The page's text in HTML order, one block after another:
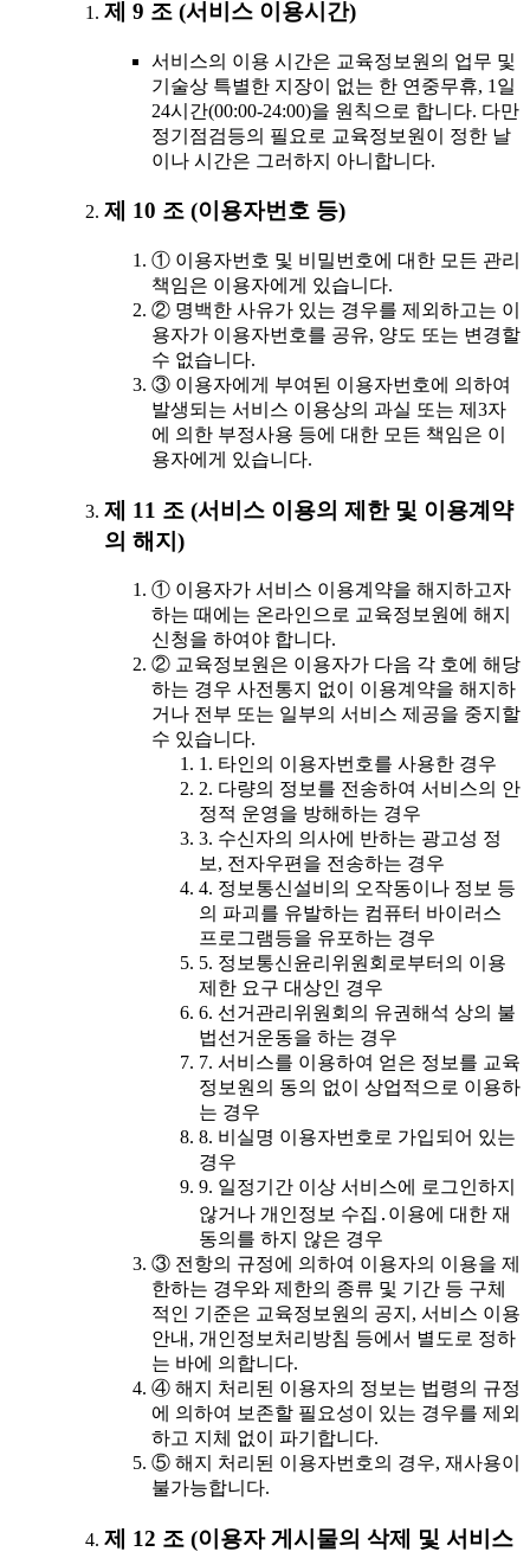
제 9 조 (서비스 이용시간)
서비스의 이용 시간은 교육정보원의 업무 및
기술상 특별한 지장이 없는 한 연중무휴, 1일
24시간(00:00-24:00)을 원칙으로 합니다. 다만
정기점검등의 필요로 교육정보원이 정한 날
이나 시간은 그러하지 아니합니다.
제 10 조 (이용자번호 등)
① 이용자번호 및 비밀번호에 대한 모든 관리
책임은 이용자에게 있습니다.
② 명백한 사유가 있는 경우를 제외하고는 이
용자가 이용자번호를 공유, 양도 또는 변경할
수 없습니다.
③ 이용자에게 부여된 이용자번호에 의하여
발생되는 서비스 이용상의 과실 또는 제3자
에 의한 부정사용 등에 대한 모든 책임은 이
용자에게 있습니다.
제 11 조 (서비스 이용의 제한 및 이용계약
의 해지)
① 이용자가 서비스 이용계약을 해지하고자
하는 때에는 온라인으로 교육정보원에 해지
신청을 하여야 합니다.
② 교육정보원은 이용자가 다음 각 호에 해당
하는 경우 사전통지 없이 이용계약을 해지하
거나 전부 또는 일부의 서비스 제공을 중지할
수 있습니다.
1. 타인의 이용자번호를 사용한 경우
2. 다량의 정보를 전송하여 서비스의 안
정적 운영을 방해하는 경우
3. 수신자의 의사에 반하는 광고성 정
보, 전자우편을 전송하는 경우
4. 정보통신설비의 오작동이나 정보 등
의 파괴를 유발하는 컴퓨터 바이러스
프로그램등을 유포하는 경우
5. 정보통신윤리위원회로부터의 이용
제한 요구 대상인 경우
6. 선거관리위원회의 유권해석 상의 불
법선거운동을 하는 경우
7. 서비스를 이용하여 얻은 정보를 교육
정보원의 동의 없이 상업적으로 이용하
는 경우
8. 비실명 이용자번호로 가입되어 있는
경우
9. 일정기간 이상 서비스에 로그인하지
않거나 개인정보 수집․이용에 대한 재
동의를 하지 않은 경우
③ 전항의 규정에 의하여 이용자의 이용을 제
한하는 경우와 제한의 종류 및 기간 등 구체
적인 기준은 교육정보원의 공지, 서비스 이용
안내, 개인정보처리방침 등에서 별도로 정하
는 바에 의합니다.
④ 해지 처리된 이용자의 정보는 법령의 규정
에 의하여 보존할 필요성이 있는 경우를 제외
하고 지체 없이 파기합니다.
⑤ 해지 처리된 이용자번호의 경우, 재사용이
불가능합니다.
제 12 조 (이용자 게시물의 삭제 및 서비스